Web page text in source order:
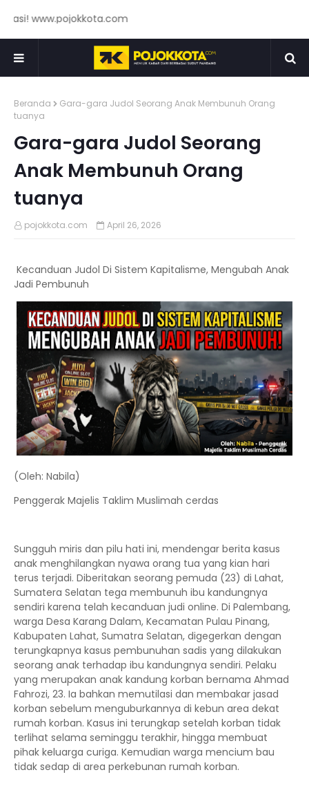
www.pojokkota.com
Beranda
Gara-gara Judol Seorang Anak Membunuh Orang
tuanya
Gara-gara Judol Seorang
Anak Membunuh Orang
tuanya
pojokkota.com April 26, 2026
Kecanduan Judol Di Sistem Kapitalisme, Mengubah Anak
Jadi Pembunuh
(Oleh: Nabila)
Penggerak Majelis Taklim Muslimah cerdas
Sungguh miris dan pilu hati ini, mendengar berita kasus
anak menghilangkan nyawa orang tua yang kian hari
terus terjadi. Diberitakan seorang pemuda (23) di Lahat,
Sumatera Selatan tega membunuh ibu kandungnya
sendiri karena telah kecanduan judi online. Di Palembang,
warga Desa Karang Dalam, Kecamatan Pulau Pinang,
Kabupaten Lahat, Sumatra Selatan, digegerkan dengan
terungkapnya kasus pembunuhan sadis yang dilakukan
seorang anak terhadap ibu kandungnya sendiri. Pelaku
yang merupakan anak kandung korban bernama Ahmad
Fahrozi, 23. Ia bahkan memutilasi dan membakar jasad
korban sebelum menguburkannya di kebun area dekat
rumah korban. Kasus ini terungkap setelah korban tidak
terlihat selama seminggu terakhir, hingga membuat
pihak keluarga curiga. Kemudian warga mencium bau
tidak sedap di area perkebunan rumah korban.